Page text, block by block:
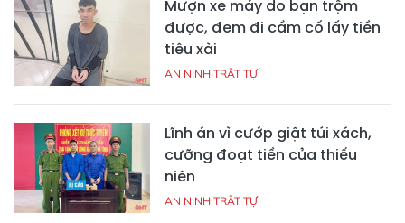
Mượn xe máy do bạn trộm
được, đem đi cầm cố lấy tiền
tiêu xài
AN NINH TRẬT TỰ
Lĩnh án vì cướp giật túi xách,
cưỡng đoạt tiền của thiếu
niên
AN NINH TRẬT TỰ